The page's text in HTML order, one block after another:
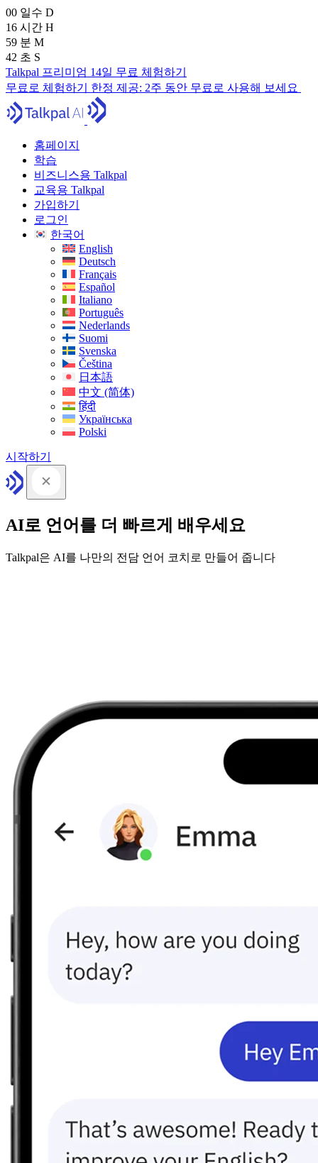
00 일수 D
16 시간 H
59 분 M
41 초 S
Talkpal 프리미엄 14일 무료 체험하기
무료로 체험하기 한정 제공: 2주 동안 무료로 사용해 보세요
홈페이지
학습
비즈니스용 Talkpal
교육용 Talkpal
가입하기
로그인
한국어
English
Deutsch
Français
Español
Italiano
Português
Nederlands
Suomi
Svenska
Čeština
日本語
中文 (简体)
हिंदी
Українська
Polski
시작하기
AI로 언어를 더 빠르게 배우세요
Talkpal은 AI를 나만의 전담 언어 코치로 만들어 줍니다